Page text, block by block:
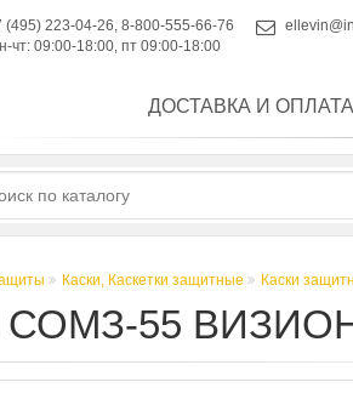
(495) 223-04-26, 8-800-555-66-76
чт: 09:00-18:00, пт 09:00-18:00
ДОСТАВКА И ОПЛАТА
Каски, Каскетки защитные Каски
55